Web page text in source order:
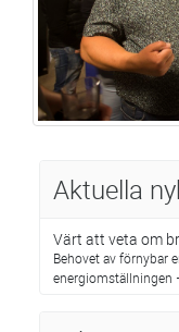
Aktuella
Värt att veta om
Behovet av förnybar
energiomställningen